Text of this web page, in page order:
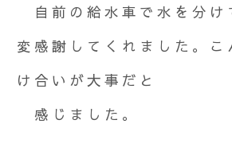
自前の給水車で水を分け
変感謝してくれました。こ
け合いが大事だと
感じました。